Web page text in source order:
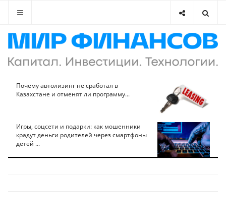
Почему автолизинг не сработал в
Казахстане и отменят ли программу...
Игры, соцсети и подарки: как мошенники
крадут деньги родителей через смартфоны
детей ...